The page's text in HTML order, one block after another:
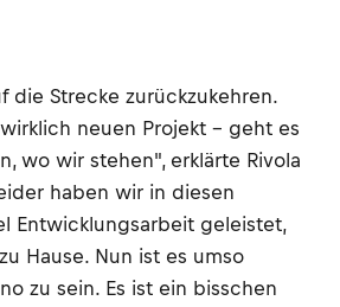
die Strecke zurückzukehren.
neuen Projekt – geht es
wo wir stehen", erklärte Rivola
haben wir in diesen
Entwicklungsarbeit geleistet,
Hause. Nun ist es umso
zu sein. Es ist ein bisschen